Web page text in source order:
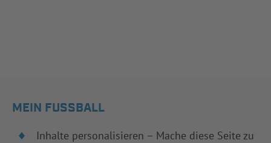
MEIN FUSSBALL
Inhalte personalisieren – Mache diese Seite zu